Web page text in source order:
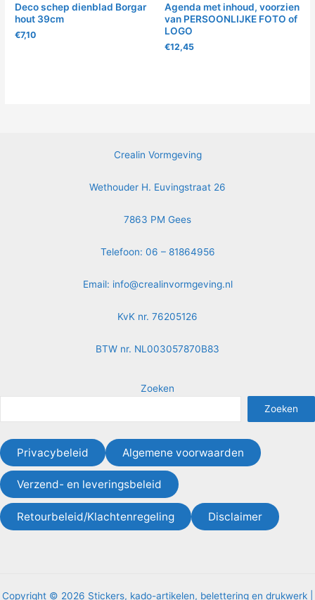
Deco schep dienblad Borgar
hout 39cm
€7,10
Agenda met inhoud, voorzien
van PERSOONLIJKE FOTO of
LOGO
€12,45
Crealin Vormgeving
Wethouder H. Euvingstraat 26
7863 PM Gees
Telefoon: 06 – 81864956
Email: info@crealinvormgeving.nl
KvK nr. 76205126
BTW nr. NL003057870B83
Zoeken
Zoeken
Privacybeleid Algemene voorwaarden
Verzend- en leveringsbeleid
Retourbeleid/Klachtenregeling Disclaimer
Copyright © 2026 Stickers, kado-artikelen, belettering en drukwerk |